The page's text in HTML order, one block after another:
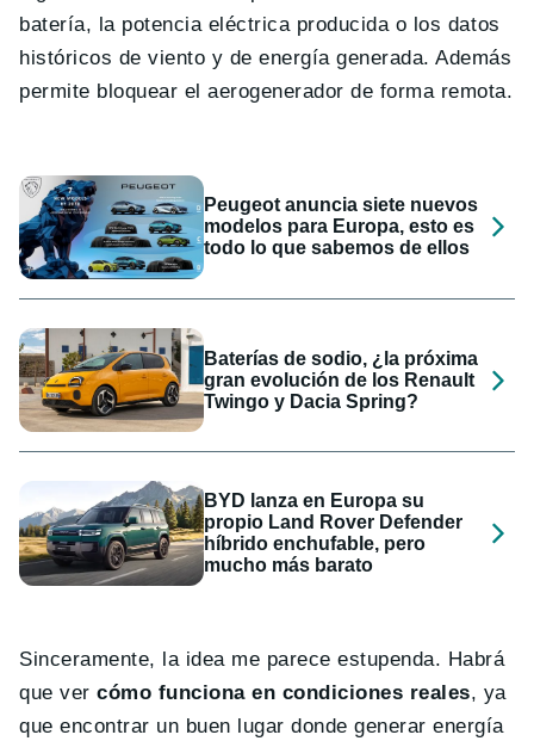
batería, la potencia eléctrica producida o los datos
históricos de viento y de energía generada. Además
permite bloquear el aerogenerador de forma remota.
Peugeot anuncia siete nuevos
modelos para Europa, esto es
todo lo que sabemos de ellos
Baterías de sodio, ¿la próxima
gran evolución de los Renault
Twingo y Dacia Spring?
BYD lanza en Europa su
propio Land Rover Defender
híbrido enchufable, pero
mucho más barato
Sinceramente, la idea me parece estupenda. Habrá
que vercómo funciona en condiciones reales, ya
que encontrar un buen lugar donde generar energía